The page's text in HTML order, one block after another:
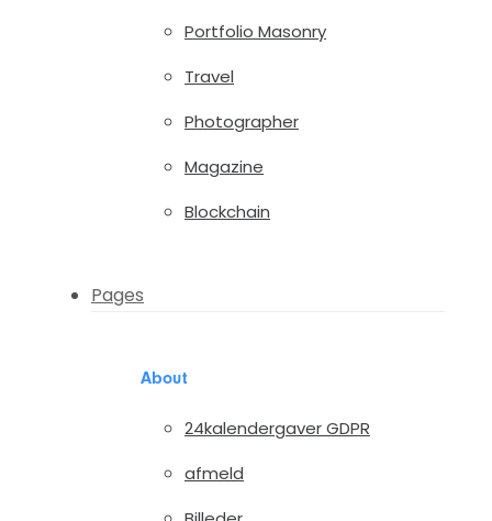
Portfolio Masonry
Travel
Photographer
Magazine
Blockchain
Pages
About
24kalendergaver GDPR
afmeld